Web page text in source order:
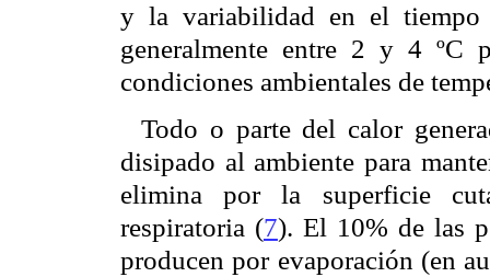
y la variabilidad en el tiempo
generalmente entre 2 y 4 ºC
condiciones ambientales de
Todo o parte del calor
disipado al ambiente para
elimina por la superficie
respiratoria (7). El 10% de las
producen por evaporación (en